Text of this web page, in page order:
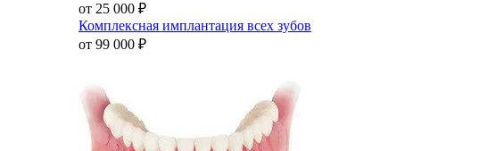
от 25 000 ₽
Комплексная имплантация всех зубов
от 99 000 ₽